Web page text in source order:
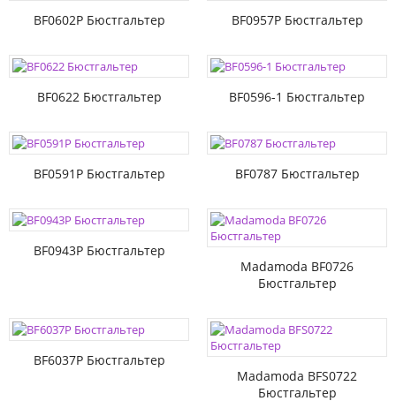
BF0602P Бюстгальтер BF0957P Бюстгальтер
BF0622 Бюстгальтер BF0596-1 Бюстгальтер
BF0591P Бюстгальтер BF0787 Бюстгальтер
BF0943P Бюстгальтер
Madamoda BF0726
Бюстгальтер
BF6037P Бюстгальтер
Madamoda BFS0722
Бюстгальтер